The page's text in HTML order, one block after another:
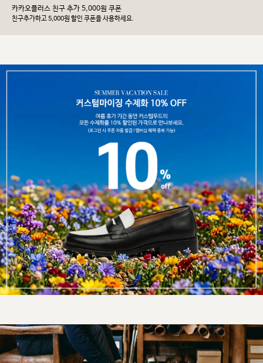
카카오플러스 친구 추가 5,000원 쿠폰
친구추가하고 5,000원 할인 쿠폰을 사용하세요.